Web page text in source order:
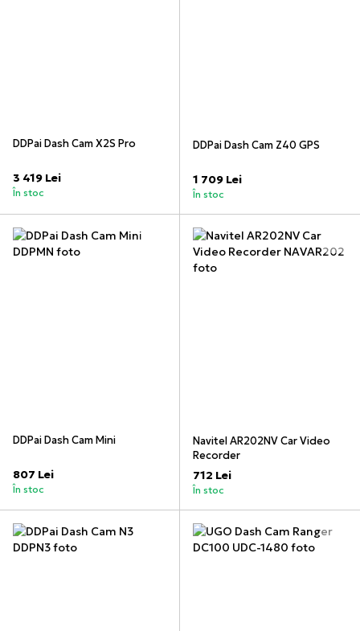
DDPai Dash Cam X2S Pro
3 419 Lei
În stoc
DDPai Dash Cam Z40 GPS
1 709 Lei
În stoc
DDPai Dash Cam Mini
807 Lei
În stoc
Navitel AR202NV Car Video
Recorder
712 Lei
În stoc